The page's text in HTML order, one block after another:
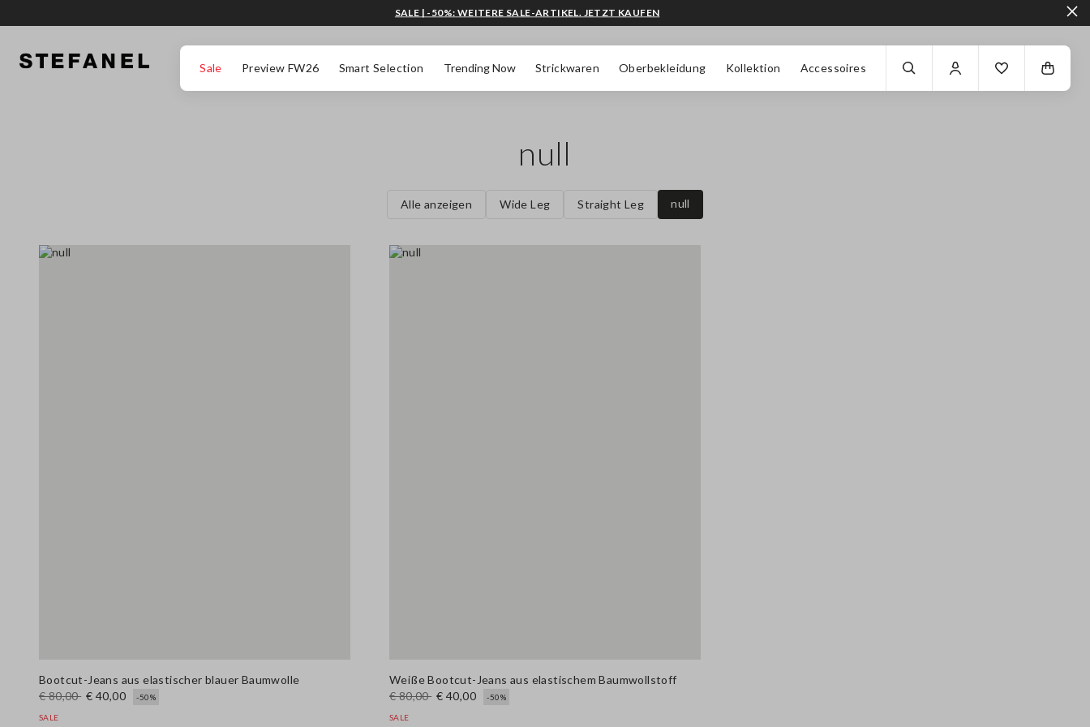
Sale Preview FW26 Smart Selection Trending Now Strickwaren Oberbekleidung Kollektion Accessoires
SALE | -50%: WEITERE SALE-ARTIKEL. JETZT KAUFEN
null
Alle anzeigen Wide Leg Straight Leg null
Bootcut-Jeans aus elastischer blauer Baumwolle
€ 80,00 € 40,00 -50%
SALE
Weiße Bootcut-Jeans aus elastischem Baumwollstoff
€ 80,00 € 40,00 -50%
SALE